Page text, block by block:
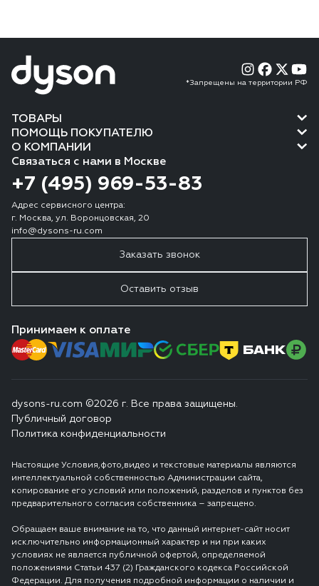
*Запрещены на территории РФ
ТОВАРЫ
ПОМОЩЬ ПОКУПАТЕЛЮ
О КОМПАНИИ
Связаться с нами в Москве
+7 (495) 969-53-83
Адрес сервисного центра:
г. Москва, ул. Воронцовская, 20
info@dysons-ru.com
Заказать звонок
Оставить отзыв
Принимаем к оплате
dysons-ru.com ©2026 г. Все права защищены.
Публичный договор
Политика конфиденциальности
Настоящие Условия,фото,видео и текстовые материалы являются
интеллектуальной собственностью Администрации сайта,
копирование его условий или положений, разделов и пунктов без
предварительного согласия собственника – запрещено.
Обращаем ваше внимание на то, что данный интернет-сайт носит
исключительно информационный характер и ни при каких
условиях не является публичной офертой, определяемой
положениями Статьи 437 (2) Гражданского кодекса Российской
Федерации. Для получения подробной информации о наличии и